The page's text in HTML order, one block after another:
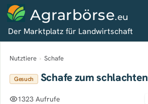
Agrarbörse.eu
Der Marktplatz für Landwirtschaft
Nutztiere › Schafe
Gesuch Schafe zum schlachten
1323 Aufrufe